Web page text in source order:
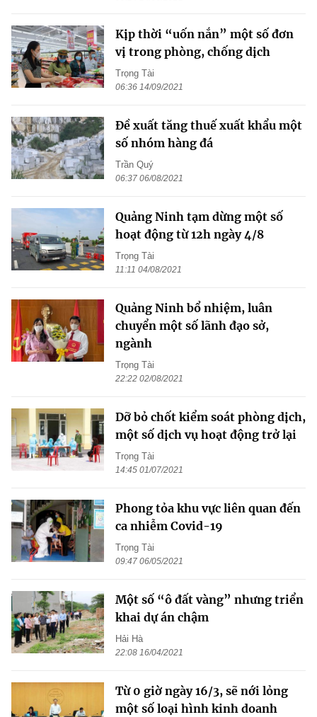
Kịp thời “uốn nắn” một số đơn
vị trong phòng, chống dịch
Trọng Tài
06:36 14/09/2021
Đề xuất tăng thuế xuất khẩu một
số nhóm hàng đá
Trần Quý
06:37 06/08/2021
Quảng Ninh tạm dừng một số
hoạt động từ 12h ngày 4/8
Trọng Tài
11:11 04/08/2021
Quảng Ninh bổ nhiệm, luân
chuyển một số lãnh đạo sở,
ngành
Trọng Tài
22:22 02/08/2021
Dỡ bỏ chốt kiểm soát phòng dịch,
một số dịch vụ hoạt động trở lại
Trọng Tài
14:45 01/07/2021
Phong tỏa khu vực liên quan đến
ca nhiễm Covid-19
Trọng Tài
09:47 06/05/2021
Một số “ô đất vàng” nhưng triển
khai dự án chậm
Hải Hà
22:08 16/04/2021
Từ 0 giờ ngày 16/3, sẽ nới lỏng
một số loại hình kinh doanh